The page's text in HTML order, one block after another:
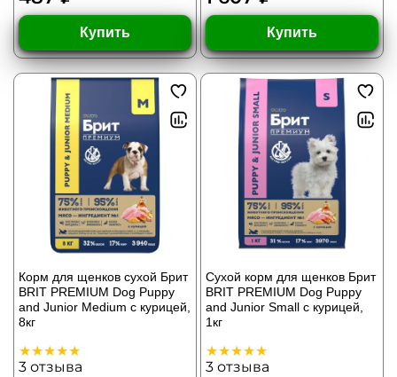
Купить Купить
Корм для щенков сухой Брит
BRIT PREMIUM Dog Puppy
and Junior Medium с курицей,
8кг
3 отзыва
Сухой корм для щенков Брит
BRIT PREMIUM Dog Puppy
and Junior Small с курицей,
1кг
3 отзыва